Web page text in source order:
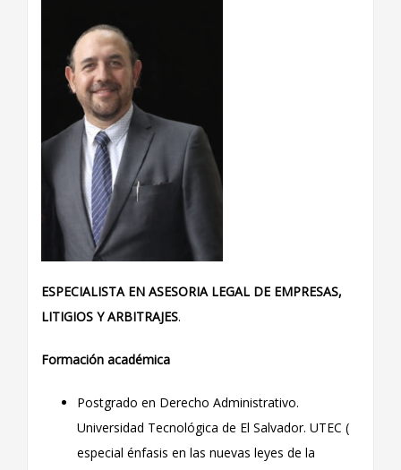
ESPECIALISTA EN ASESORIA LEGAL DE EMPRESAS,
LITIGIOS Y ARBITRAJES.
Formación académica
Postgrado en Derecho Administrativo.
Universidad Tecnológica de El Salvador. UTEC (
especial énfasis en las nuevas leyes de la